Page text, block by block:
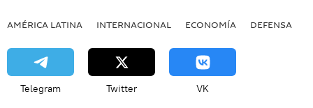
AMÉRICA LATINA INTERNACIONAL ECONOMÍA DEFENSA
Telegram Twitter VK